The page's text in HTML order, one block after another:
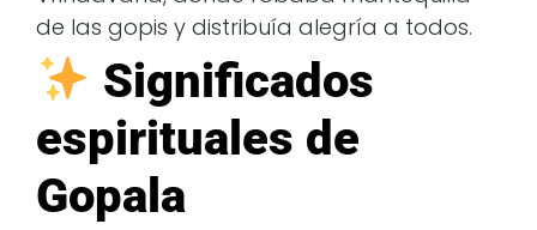
de las gopis y distribuía alegría a todos.
Significados
espirituales de
Gopala